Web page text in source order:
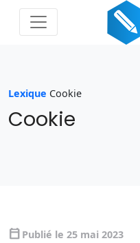
Lexique Cookie
Cookie
calendar_today Publié le 25 mai 2023